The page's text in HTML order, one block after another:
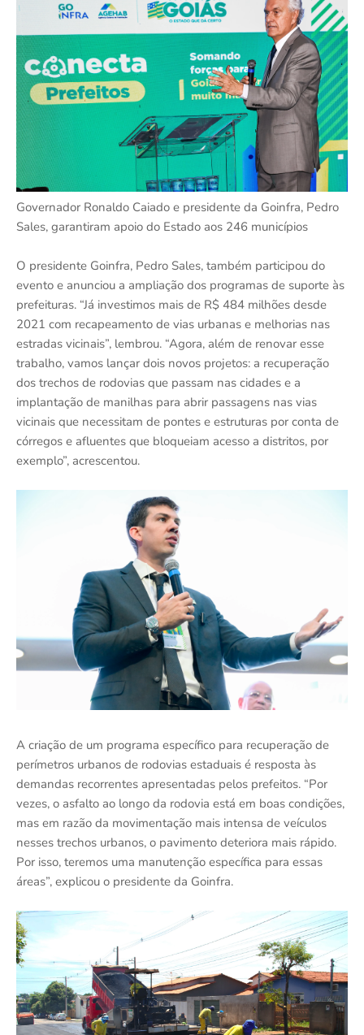
Governador Ronaldo Caiado e presidente da Goinfra, Pedro
Sales, garantiram apoio do Estado aos 246 municípios
O presidente Goinfra, Pedro Sales, também participou do
evento e anunciou a ampliação dos programas de suporte às
prefeituras. “Já investimos mais de R$ 484 milhões desde
2021 com recapeamento de vias urbanas e melhorias nas
estradas vicinais”, lembrou. “Agora, além de renovar esse
trabalho, vamos lançar dois novos projetos: a recuperação
dos trechos de rodovias que passam nas cidades e a
implantação de manilhas para abrir passagens nas vias
vicinais que necessitam de pontes e estruturas por conta de
córregos e afluentes que bloqueiam acesso a distritos, por
exemplo”, acrescentou.
A criação de um programa específico para recuperação de
perímetros urbanos de rodovias estaduais é resposta às
demandas recorrentes apresentadas pelos prefeitos. “Por
vezes, o asfalto ao longo da rodovia está em boas condições,
mas em razão da movimentação mais intensa de veículos
nesses trechos urbanos, o pavimento deteriora mais rápido.
Por isso, teremos uma manutenção específica para essas
áreas”, explicou o presidente da Goinfra.